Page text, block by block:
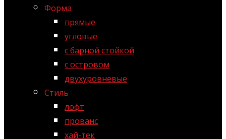
Форма
прямые
угловые
с барной стойкой
с островом
двухуровневые
Стиль
лофт
прованс
хай-тек